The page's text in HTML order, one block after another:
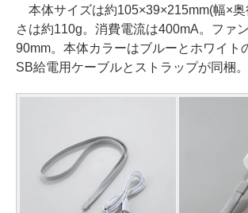
本体サイズは約105×39×215mm(幅×奥
さは約110g。消費電流は400mA。ファ
90mm。本体カラーはブルーとホワイト
SB給電用ケーブルとストラップが同梱。